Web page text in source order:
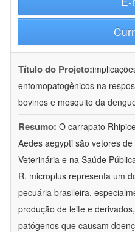
Título do Projeto:
entomopatogênicos na
bovinos e mosquito da
Resumo: O carrapato
Aedes aegypti são vetores
Veterinária e na Saúde
R. microplus representa um
pecuária brasileira,
produção de leite e
patógenos que causam